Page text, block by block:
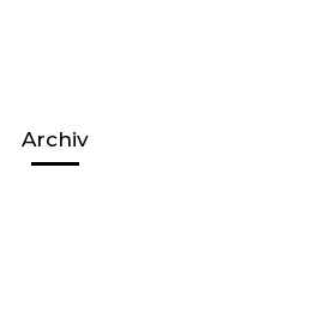
Archiv